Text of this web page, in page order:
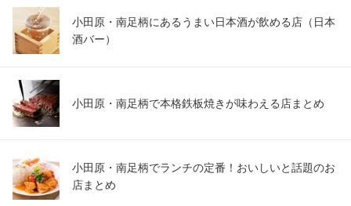
小田原・南足柄にあるうまい日本酒が飲める店（日本
酒バー）
小田原・南足柄で本格鉄板焼きが味わえる店まとめ
小田原・南足柄でランチの定番！おいしいと話題のお
店まとめ